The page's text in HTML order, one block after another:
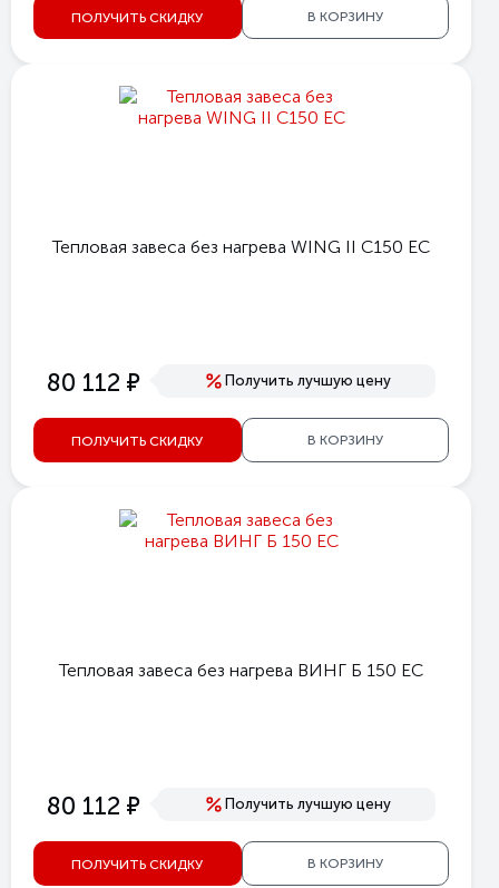
ПОЛУЧИТЬ СКИДКУ В КОРЗИНУ
Тепловая завеса без нагрева WING II C150 EC
80 112 е Получить лучшую цену
ПОЛУЧИТЬ СКИДКУ В КОРЗИНУ
Тепловая завеса без нагрева ВИНГ Б 150 ЕС
80 112 е Получить лучшую цену
ПОЛУЧИТЬ СКИДКУ В КОРЗИНУ